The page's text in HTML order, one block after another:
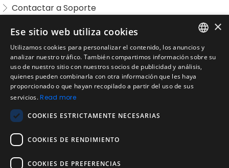
Contactar a Soporte
Legal
Condiciones de Servicio
Aviso de privacidad
Política de cookies
Política de devoluciones
Acuerdo de licencia de usuario
Aviso legal
Política de uso aceptable
Empresa
ENGLISH
SPANISH
×
Ese sitio web utiliza cookies
Utilizamos cookies para personalizar el contenido, los anuncios y
analizar nuestro tráfico. También compartimos información sobre su
uso de nuestro sitio con nuestros socios de publicidad y análisis,
quienes pueden combinarla con otra información que les haya
proporcionado o que hayan recopilado a partir del uso de sus
servicios.Read more
COOKIES ESTRICTAMENTE NECESARIAS
COOKIES DE RENDIMIENTO
COOKIES DE PREFERENCIAS